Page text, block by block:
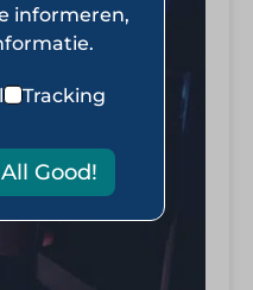
informeren,
Tracking
All Good!